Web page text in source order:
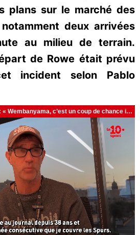
plans sur le marché des
deux arrivées
au milieu de terrain.
de Rowe était prévu
incident selon Pablo